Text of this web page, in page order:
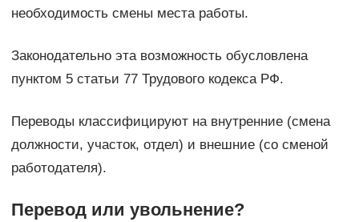
необходимость смены места работы.
Законодательно эта возможность обусловлена
пунктом 5 статьи 77 Трудового кодекса РФ.
Переводы классифицируют на внутренние (смена
должности, участок, отдел) и внешние (со сменой
работодателя).
Перевод или увольнение?